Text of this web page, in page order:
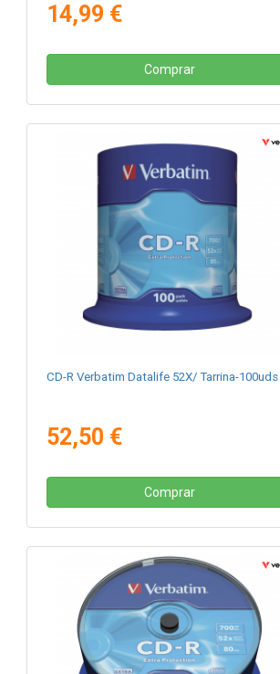
14,99 €
Comprar
CD-R Verbatim Datalife 52X/ Tarrina-100uds
52,50 €
Comprar